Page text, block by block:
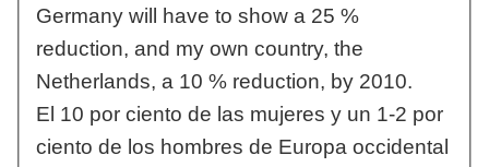
Germany will have to show a 25 %
reduction, and my own country, the
Netherlands, a 10 % reduction, by 2010.
El 10 por ciento de las mujeres y un 1-2 por
ciento de los hombres de Europa occidental